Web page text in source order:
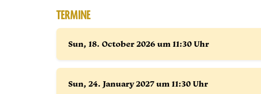
TERMINE
Sun, 18. October 2026 um 11:30 Uhr
Sun, 24. January2027 um 11:30 Uhr